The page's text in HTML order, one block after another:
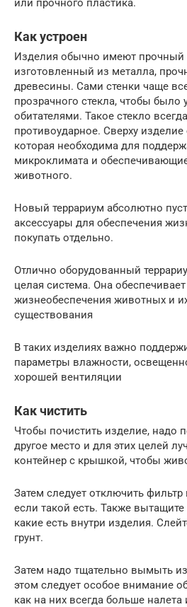
или прочного пластика.
Как устроен
Изделия обычно имеют прочный
изготовленный из металла,
древесины. Сами стенки чаще
прозрачного стекла, чтобы было
обитателями. Такое стекло
противоударное. Сверху
которая необходима для
микроклимата и
животного.
Новый террариум абсолютно
аксессуары для обеспечения
покупать отдельно.
Отлично оборудованный
целая система. Она
жизнеобеспечения животных и
существования
В таких изделиях важно
параметры влажности,
хорошей вентиляции
Как чистить
Чтобы почистить изделие, надо
другое место и для этих целей
контейнер с крышкой, чтобы
Затем следует отключить фильтр
если такой есть. Также
какие есть внутри изделия.
грунт.
Затем надо тщательно вымыть
этом следует особое внимание
как на них всегда больше налета